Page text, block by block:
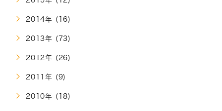
2014年 (16)
2013年 (73)
2012年 (26)
2011年 (9)
2010年 (18)